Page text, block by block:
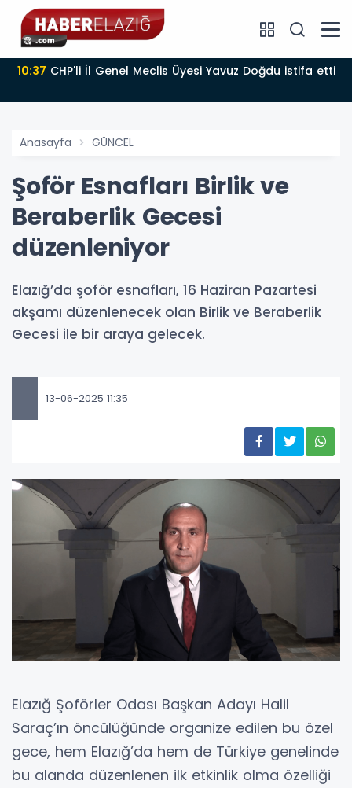
10:37 CHP'li İl Genel Meclis Üyesi Yavuz Doğdu istifa etti
Anasayfa GÜNCEL
Şoför Esnafları Birlik ve
Beraberlik Gecesi
düzenleniyor
Elazığ’da şoför esnafları, 16 Haziran Pazartesi
akşamı düzenlenecek olan Birlik ve Beraberlik
Gecesi ile bir araya gelecek.
13-06-2025 11:35
Elazığ Şoförler Odası Başkan Adayı Halil
Saraç’ın öncülüğünde organize edilen bu özel
gece, hem Elazığ’da hem de Türkiye genelinde
bu alanda düzenlenen ilk etkinlik olma özelliği